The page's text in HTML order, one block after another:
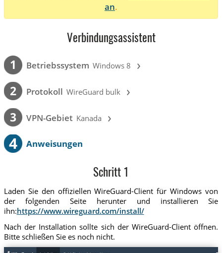
an.
Verbindungsassistent
1 Betriebssystem Windows 8 ›
2 Protokoll WireGuard bulk ›
3 VPN-Gebiet Kanada ›
4 Anweisungen
Schritt 1
Laden Sie den offiziellen WireGuard-Client für Windows von
der folgenden Seite herunter und installieren Sie
ihn:https://www.wireguard.com/install/
Nach der Installation sollte sich der WireGuard-Client öffnen.
Bitte schließen Sie es noch nicht.